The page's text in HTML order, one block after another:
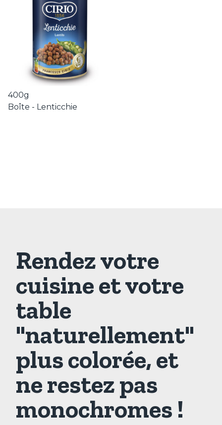
400g
Boîte - Lenticchie
Rendez votre
cuisine et votre
table
"naturellement"
plus colorée, et
ne restez pas
monochromes !